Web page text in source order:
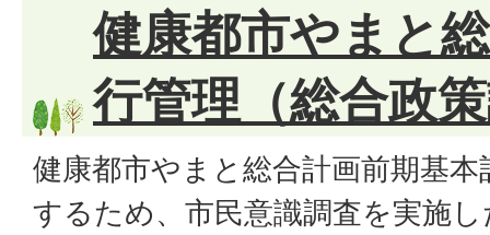
健康都市やまと
行管理（総合政
健康都市やまと総合計画前期基
するため、市民意識調査を実施